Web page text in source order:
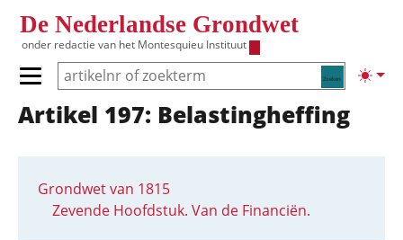
De Nederlandse Grondwet
onder redactie van het Montesquieu Instituut
Zoeken
Primair menu tonen/verbergen
Hoofdnavigatie
Artikel 197: Belastingheffing
Grondwet van 1815
Zevende Hoofdstuk. Van de Financiën.